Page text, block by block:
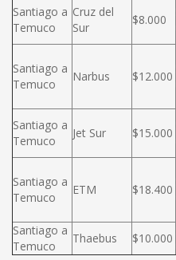
Santiago a
Temuco
Cruz del
Sur
$8.000
Santiago a
Temuco
Narbus $12.000
Santiago a
Temuco
Jet Sur $15.000
Santiago a
Temuco
ETM $18.400
Santiago a
Temuco
Thaebus $10.000